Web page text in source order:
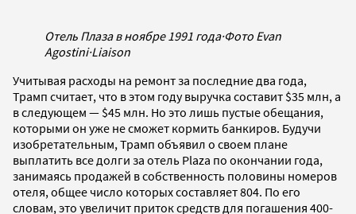
Отель Плаза в ноябре 1991 года·Фото Evan
Agostini·Liaison
Учитывая расходы на ремонт за последние два года,
Трамп считает, что в этом году выручка составит $35 млн, а
в следующем — $45 млн. Но это лишь пустые обещания,
которыми он уже не сможет кормить банкиров. Будучи
изобретательным, Трамп объявил о своем плане
выплатить все долги за отель Plaza по окончании года,
занимаясь продажей в собственность половины номеров
отеля, общее число которых составляет 804. По его
словам, это увеличит приток средств для погашения 400-